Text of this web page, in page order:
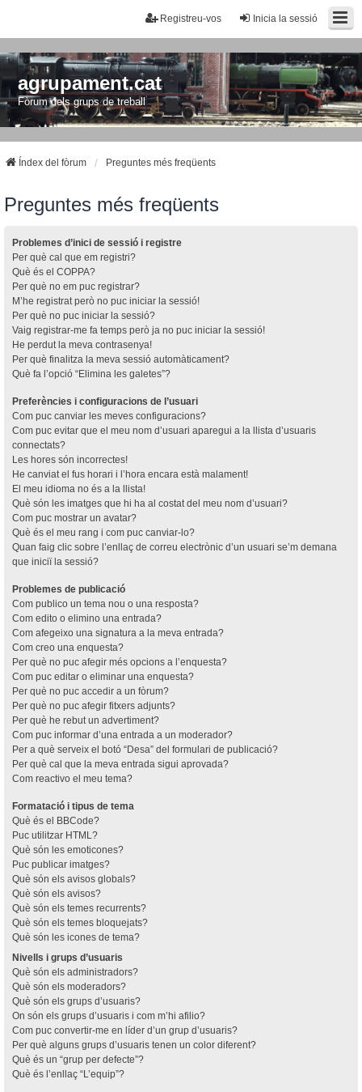
Inicia la sessió
Registreu-vos
agrupament.cat
Fòrum dels grups de treball
Índex del fòrum Preguntes més freqüents
Preguntes més freqüents
Problemes d’inici de sessió i registre
Per què cal que em registri?
Què és el COPPA?
Per què no em puc registrar?
M’he registrat però no puc iniciar la sessió!
Per què no puc iniciar la sessió?
Vaig registrar-me fa temps però ja no puc iniciar la sessió!
He perdut la meva contrasenya!
Per què finalitza la meva sessió automàticament?
Què fa l’opció “Elimina les galetes”?
Preferències i configuracions de l’usuari
Com puc canviar les meves configuracions?
Com puc evitar que el meu nom d’usuari aparegui a la llista d’usuaris
connectats?
Les hores són incorrectes!
He canviat el fus horari i l’hora encara està malament!
El meu idioma no és a la llista!
Què són les imatges que hi ha al costat del meu nom d’usuari?
Com puc mostrar un avatar?
Què és el meu rang i com puc canviar-lo?
Quan faig clic sobre l’enllaç de correu electrònic d’un usuari se’m demana
que iniciï la sessió?
Problemes de publicació
Com publico un tema nou o una resposta?
Com edito o elimino una entrada?
Com afegeixo una signatura a la meva entrada?
Com creo una enquesta?
Per què no puc afegir més opcions a l’enquesta?
Com puc editar o eliminar una enquesta?
Per què no puc accedir a un fòrum?
Per què no puc afegir fitxers adjunts?
Per què he rebut un advertiment?
Com puc informar d’una entrada a un moderador?
Per a què serveix el botó “Desa” del formulari de publicació?
Per què cal que la meva entrada sigui aprovada?
Com reactivo el meu tema?
Formatació i tipus de tema
Què és el BBCode?
Puc utilitzar HTML?
Què són les emoticones?
Puc publicar imatges?
Què són els avisos globals?
Què són els avisos?
Què són els temes recurrents?
Què són els temes bloquejats?
Què són les icones de tema?
Nivells i grups d’usuaris
Què són els administradors?
Què són els moderadors?
Què són els grups d’usuaris?
On són els grups d’usuaris i com m’hi afilio?
Com puc convertir-me en líder d’un grup d’usuaris?
Per què alguns grups d’usuaris tenen un color diferent?
Què és un “grup per defecte”?
Què és l’enllaç “L’equip”?